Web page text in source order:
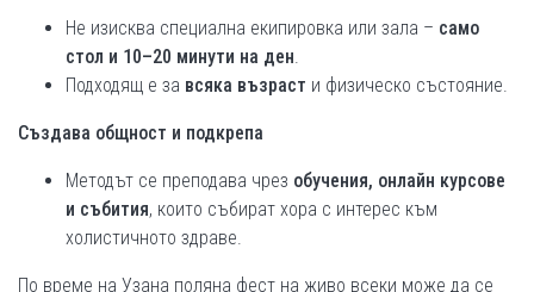
Не изисква специална екипировка или зала – само
стол и 10–20 минути на ден.
Подходящ е за всяка възраст и физическо състояние.
Създава общност и подкрепа
Методът се преподава чрез обучения, онлайн курсове
и събития, които събират хора с интерес към
холистичното здраве.
По време на Узана поляна фест на живо всеки може да се